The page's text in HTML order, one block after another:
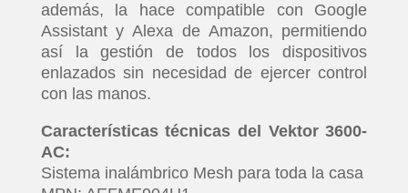
además, la hace compatible con Google
Assistant y Alexa de Amazon, permitiendo
así la gestión de todos los dispositivos
enlazados sin necesidad de ejercer control
con las manos.
Características técnicas del Vektor 3600-
AC:
Sistema inalámbrico Mesh para toda la casa